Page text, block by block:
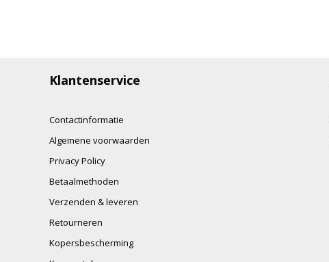
Klantenservice
Contactinformatie
Algemene voorwaarden
Privacy Policy
Betaalmethoden
Verzenden & leveren
Retourneren
Kopersbescherming